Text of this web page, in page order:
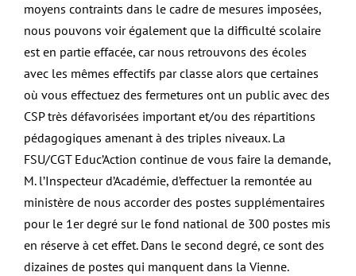
moyens contraints dans le cadre de mesures imposées,
nous pouvons voir également que la difficulté scolaire
est en partie effacée, car nous retrouvons des écoles
avec les mêmes effectifs par classe alors que certaines
où vous effectuez des fermetures ont un public avec des
CSP très défavorisées important et/ou des répartitions
pédagogiques amenant à des triples niveaux. La
FSU/CGT Educ’Action continue de vous faire la demande,
M. l’Inspecteur d’Académie, d’effectuer la remontée au
ministère de nous accorder des postes supplémentaires
pour le 1er degré sur le fond national de 300 postes mis
en réserve à cet effet. Dans le second degré, ce sont des
dizaines de postes qui manquent dans la Vienne.